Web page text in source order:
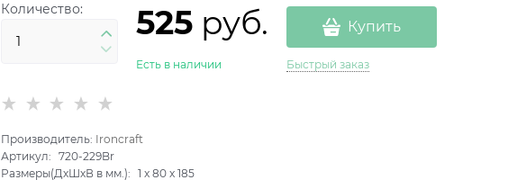
Количество: 525 руб.
Есть в наличии
Купить
Быстрый заказ
Производитель: Ironcraft
Артикул:
720-229Br
Размеры(ДхШхВ в мм.):
1 x80 x185